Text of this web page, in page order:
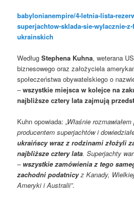
babylonianempire/4-letnia-lista-
superjachtow-sklada-sie-wylacznie-
ukrainskich
WedługStephena Kuhna, weterana
biznesowego oraz założyciela
społeczeństwa obywatelskiego o
–wszystkie miejsca w kolejce na
najbliższe cztery lata zajmują
Kuhn opowiada:„Właśnie
producentem superjachtów i
ukraińscy wraz z rodzinami złożyli
najbliższe cztery lata. Superjachty
– wszystkie zamówienia z tego
zachodni podatnicyz Kanady,
Ameryki i Australii”.